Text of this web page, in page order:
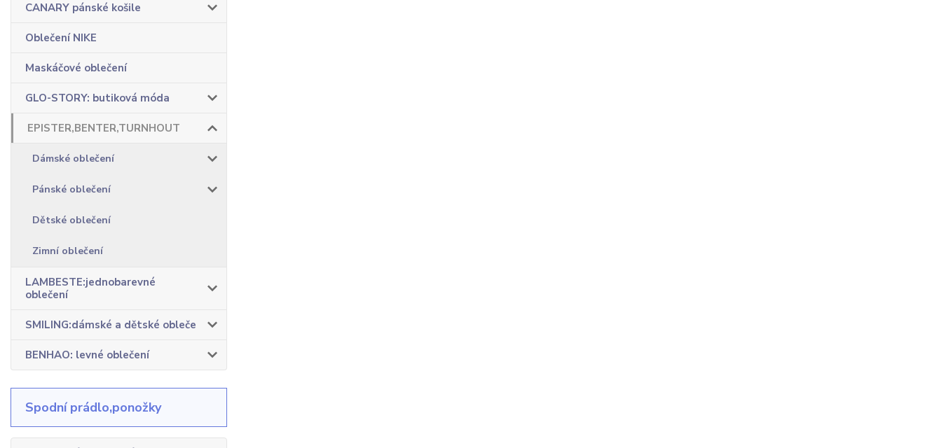
CANARY pánské košile
Oblečení NIKE
Maskáčové oblečení
GLO-STORY: butiková móda
EPISTER,BENTER,TURNHOUT
Dámské oblečení
Pánské oblečení
Dětské oblečení
Zimní oblečení
LAMBESTE:jednobarevné
oblečení
SMILING:dámské a dětské obleče
BENHAO: levné oblečení
Spodní prádlo,ponožky